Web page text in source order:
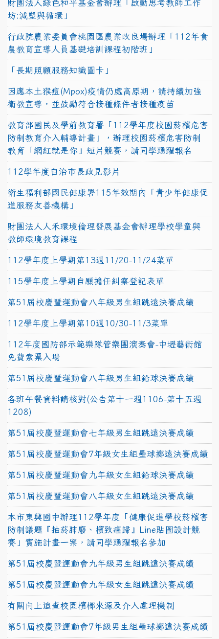
財團法人綠色和平基金會辦理「啟動思考教師工作
坊:減塑與循環」
行政院農業委員會桃園區農業改良場辦理「112年食
農教育宣導人員基礎培訓課程初階班」
「長期照顧服務知識圖卡」
因應本土猴痘(Mpox)疫情仍處高原期，請持續加強
衛教宣導，並鼓勵符合接種條件者接種疫苗
教育部國民及學前教育署「112學年度校園菸檳危害
防制教育介入輔導計畫」，辦理校園菸檳危害防制
教育「網紅就是你」短片競賽，請同學踴躍報名
112學年度自治市長政見影片
衛生福利部國民健康署115年效期內「青少年健康促
進服務友善機構」
財團法人人禾環境倫理發展基金會辦理學校學童與
教師環境教育課程
112學年度上學期第13週11/20-11/24菜單
115學年度上學期自願擔任糾察登記表單
第51屆校慶暨運動會八年級男生組跳遠決賽成績
112學年度上學期第10週10/30-11/3菜單
112年度國防部示範樂隊管樂團演奏會-中壢藝術館
免費索票入場
第51屆校慶暨運動會八年級男生組鉛球決賽成績
各班午餐資料請核對(公告第十一週1106-第十五週
1208)
第51屆校慶暨運動會七年級男生組跳遠決賽成績
第51屆校慶暨運動會7年級女生組壘球擲遠決賽成績
第51屆校慶暨運動會九年級女生組鉛球決賽成績
第51屆校慶暨運動會八年級女生組跳遠決賽成績
本市東興國中辦理112學年度「健康促進學校菸檳害
防制議題『抽菸肺廢、檳致癌歸』Line貼圖設計競
賽」實施計畫一案，請同學踴躍報名參加
第51屆校慶暨運動會九年級男生組跳遠決賽成績
第51屆校慶暨運動會九年級女生組跳遠決賽成績
有關向上追查校園檳榔來源及介入處理機制
第51屆校慶暨運動會7年級男生組壘球擲遠決賽成績